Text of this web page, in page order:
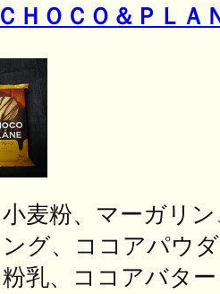
ＣＨＯＣＯ＆ＰＬＡ
小麦粉、マーガリ
ング、ココアパウ
粉乳、ココアバタ